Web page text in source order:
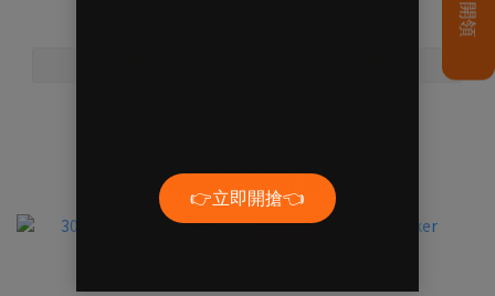
🥤精選搖搖杯款🥤